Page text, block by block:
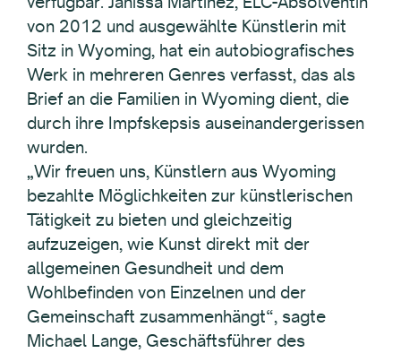
von 2012 und ausgewählte Künstlerin mit
Sitz in Wyoming, hat ein autobiografisches
Werk in mehreren Genres verfasst, das als
Brief an die Familien in Wyoming dient, die
durch ihre Impfskepsis auseinandergerissen
wurden.
„Wir freuen uns, Künstlern aus Wyoming
bezahlte Möglichkeiten zur künstlerischen
Tätigkeit zu bieten und gleichzeitig
aufzuzeigen, wie Kunst direkt mit der
allgemeinen Gesundheit und dem
Wohlbefinden von Einzelnen und der
Gemeinschaft zusammenhängt“, sagte
Michael Lange, Geschäftsführer des